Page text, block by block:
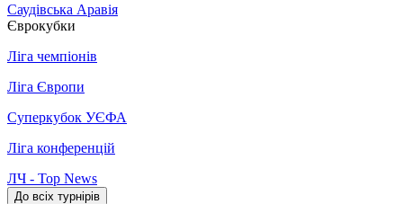
Саудівська Аравія
Єврокубки
Ліга чемпіонів
Ліга Європи
Суперкубок УЄФА
Ліга конференцій
ЛЧ - Top News
До всіх турнірів